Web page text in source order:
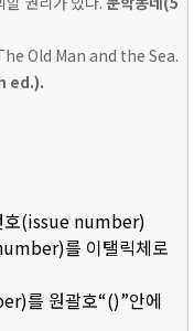
Old Man and the Sea.
ed.).
(issue number)
를 이탤릭체로
를 원괄호“()”안에